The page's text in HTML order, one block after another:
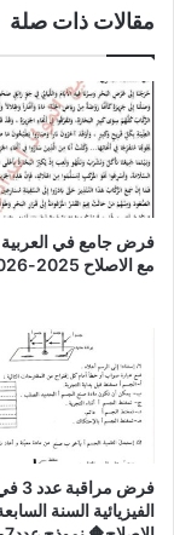
مقالات ذات صلة
مع الاصلاح 2025-2026 Pdf
فرض
الفيزيائية السنة